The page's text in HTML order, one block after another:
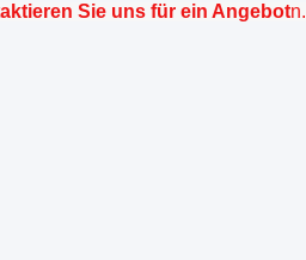
Sie uns für ein Angebotn.